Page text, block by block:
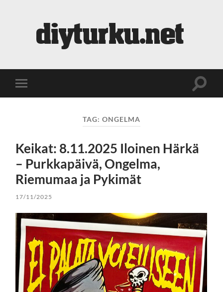
Toggle
mobile
Toggle
TAG: ONGELMA
Keikat: 8.11.2025 Iloinen Härkä
– Purkkapäivä, Ongelma,
Riemumaa ja Pykimät
17/11/2025